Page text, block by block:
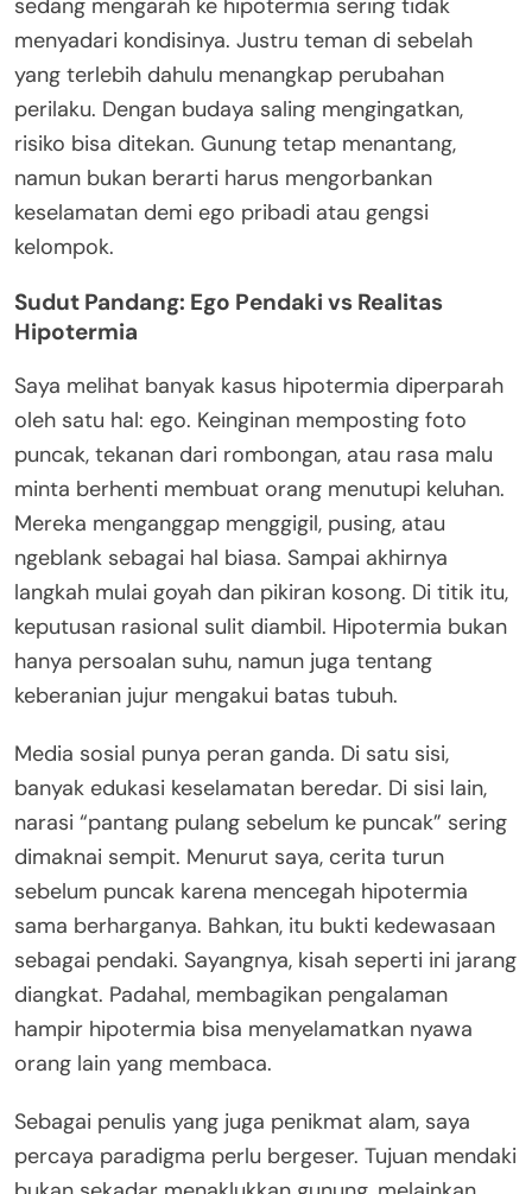
sedang mengarah ke hipotermia sering tidak
menyadari kondisinya. Justru teman di sebelah
yang terlebih dahulu menangkap perubahan
perilaku. Dengan budaya saling mengingatkan,
risiko bisa ditekan. Gunung tetap menantang,
namun bukan berarti harus mengorbankan
keselamatan demi ego pribadi atau gengsi
kelompok.
Sudut Pandang: Ego Pendaki vs Realitas
Hipotermia
Saya melihat banyak kasus hipotermia diperparah
oleh satu hal: ego. Keinginan memposting foto
puncak, tekanan dari rombongan, atau rasa malu
minta berhenti membuat orang menutupi keluhan.
Mereka menganggap menggigil, pusing, atau
ngeblank sebagai hal biasa. Sampai akhirnya
langkah mulai goyah dan pikiran kosong. Di titik itu,
keputusan rasional sulit diambil. Hipotermia bukan
hanya persoalan suhu, namun juga tentang
keberanian jujur mengakui batas tubuh.
Media sosial punya peran ganda. Di satu sisi,
banyak edukasi keselamatan beredar. Di sisi lain,
narasi “pantang pulang sebelum ke puncak” sering
dimaknai sempit. Menurut saya, cerita turun
sebelum puncak karena mencegah hipotermia
sama berharganya. Bahkan, itu bukti kedewasaan
sebagai pendaki. Sayangnya, kisah seperti ini jarang
diangkat. Padahal, membagikan pengalaman
hampir hipotermia bisa menyelamatkan nyawa
orang lain yang membaca.
Sebagai penulis yang juga penikmat alam, saya
percaya paradigma perlu bergeser. Tujuan mendaki